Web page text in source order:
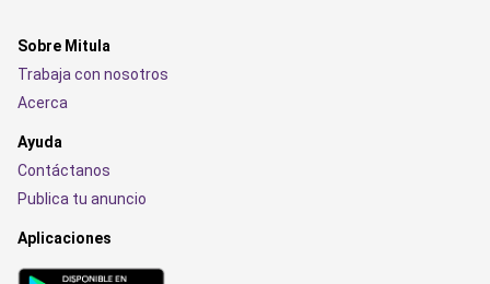
Sobre Mitula
Trabaja con nosotros
Acerca
Ayuda
Contáctanos
Publica tu anuncio
Aplicaciones